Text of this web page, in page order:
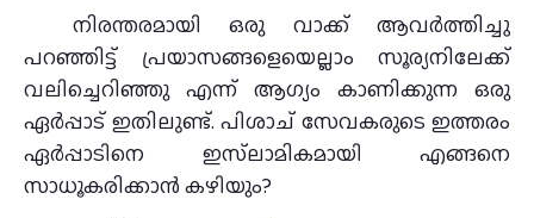
നിരന്തരമായി ഒരു വാക്ക് ആവര്‍ത്തിച്ചു
പറഞ്ഞിട്ട് പ്രയാസങ്ങളെയെല്ലാം സൂര്യനിലേക്ക്
വലിച്ചെറിഞ്ഞു എന്ന് ആഗ്യം കാണിക്കുന്ന ഒരു
ഏര്‍പ്പാട് ഇതിലുണ്ട്. പിശാച് സേവകരുടെ ഇത്തരം
ഏര്‍പ്പാടിനെ ഇസ്‌ലാമികമായി എങ്ങനെ
സാധൂകരിക്കാന്‍ കഴിയും?